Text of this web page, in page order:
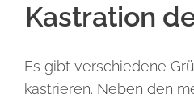
Kastration
Es gibt verschiedene
kastrieren. Neben den